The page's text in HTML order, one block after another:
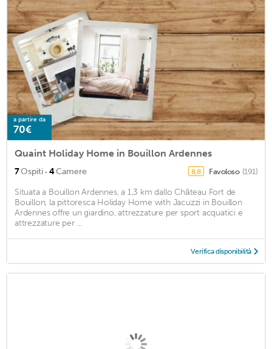
a partire da
70€
Quaint Holiday Home in Bouillon Ardennes
7Ospiti · 4Camere 8,8 Favoloso (191)
Situata a Bouillon Ardennes, a 1,3 km dallo Château Fort de
Bouillon, la pittoresca Holiday Home with Jacuzzi in Bouillon
Ardennes offre un giardino, attrezzature per sport acquatici e
attrezzature per ...
Verifica disponibilità